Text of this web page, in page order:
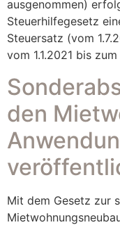
ausgenommen)
Steuerhilfegesetz
Steuersatz (vom
vom 1.1.2021 bis
den
Mit dem Gesetz zur